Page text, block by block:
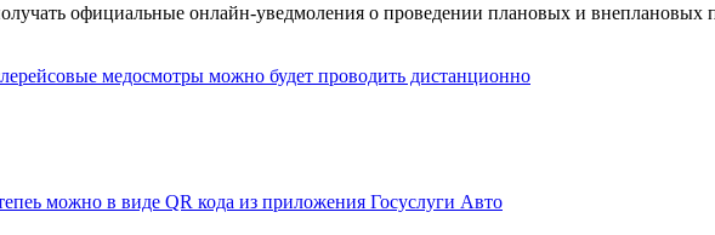
официальные онлайн-уведмоления о проведении плановых и внеплановых
медосмотры можно будет проводить дистанционно
можно в виде QR кода из приложения Госуслуги Авто